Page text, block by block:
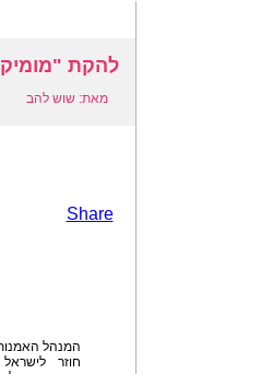
להקת
מאת: שוש להב
Share
המנהל
חוזר